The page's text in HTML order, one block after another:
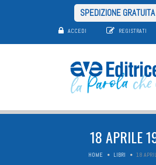
SPEDIZIONE
ACCEDI REGISTRATI
18 APRILE
HOME LIBRI 18